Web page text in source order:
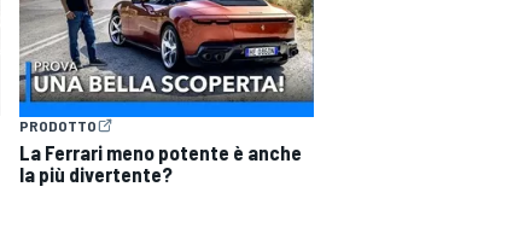
PRODOTTO
La Ferrari meno potente è anche
la più divertente?